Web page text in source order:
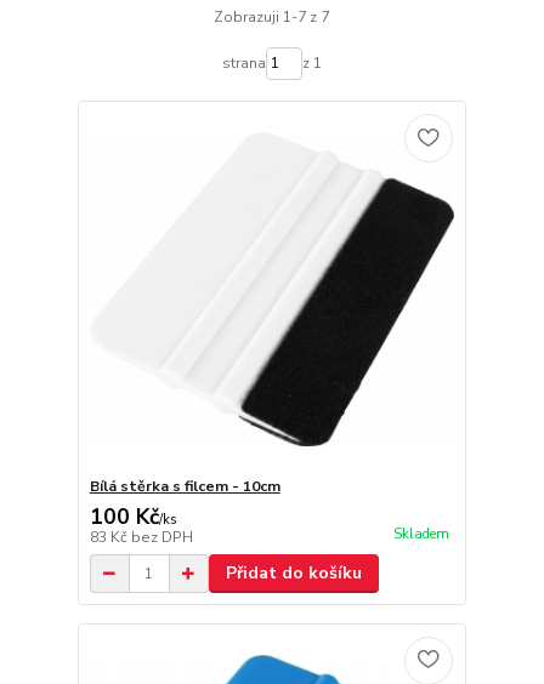
Zobrazuji 1-7 z 7
strana z 1
Bílá stěrka s filcem - 10cm
100 Kč/ks
83 Kč bez DPH Skladem
Přidat do košíku